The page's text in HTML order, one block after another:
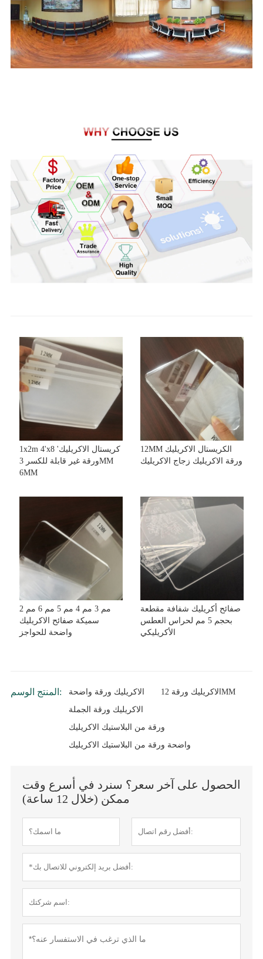
1x2m 4'x8 'كريستال الاكريليك
ورقة غير قابلة للكسر 3MM
6MM
12MM الكريستال الاكريليك
ورقة الاكريليك زجاج الاكريليك
2 مم 3 مم 4 مم 5 مم 6 مم
سميكة صفائح الاكريليك
واضحة للحواجز
صفائح أكريليك شفافة مقطعة
بحجم 5 مم لحراس العطس
الأكريليكي
المنتج الوسم: الاكريليك ورقة واضحة
الاكريليك ورقة 12MM
الاكريليك ورقة الجملة
ورقة من البلاستيك الاكريليك
واضحة ورقة من البلاستيك الاكريليك
الحصول على آخر سعر؟ سنرد في أسرع وقت
ممكن (خلال 12 ساعة)